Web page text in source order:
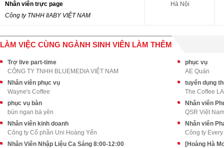
Nhân viên trực page
Công ty TNHH IlABY VIỆT NAM
Hà Nội
LÀM VIỆC CÙNG NGÀNH SINH VIÊN LÀM THÊM
Trợ live part-time
CÔNG TY TNHH BLUEMEDIA VIỆT NAM
phục vụ
AE Quán
Nhân viên phục vụ
Wayne's Coffee
tuyển dụng
The Coffee
phục vụ bàn
bún ngan bà yên
Nhân viên
QSR Việt Nam
Nhân viên kinh doanh
Công ty Cổ phần Uni Hoàng Yến
Nhân viên
Công ty
Nhân Viên Nhập Liệu Ca Sáng 8:00-12:00
[Hoàng Hà